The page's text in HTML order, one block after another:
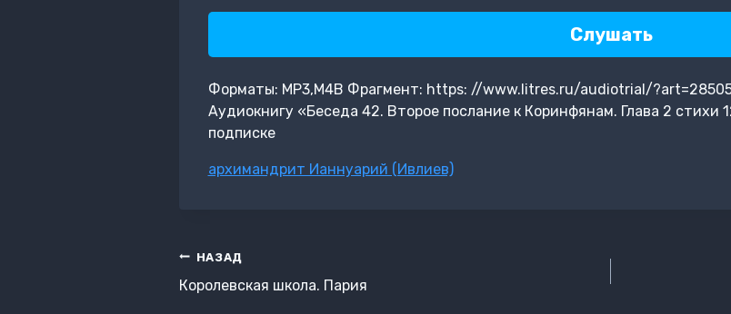
Слушать
Форматы: MP3,M4B Фрагмент: https: //www.litres.ru/audiotrial/
Аудиокнигу «Беседа 42. Второе послание к Коринфянам. Глава 2 стихи
подписке
Метки
архимандрит Ианнуарий (Ивлиев)
Навигация
по
НАЗАД
Королевская школа. Пария